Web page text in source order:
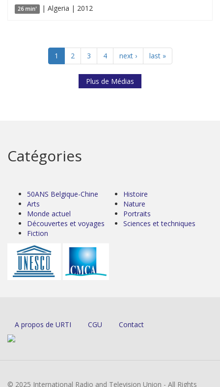
26 min' | Algeria | 2012
1 2 3 4 next › last »
Plus de Médias
Catégories
50ANS Belgique-Chine
Arts
Monde actuel
Découvertes et voyages
Fiction
Histoire
Nature
Portraits
Sciences et techniques
A propos de URTI CGU Contact
© 2025 International Radio and Television Union - All Rights